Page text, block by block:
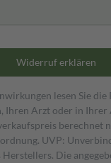
Widerruf erklären
lesen Sie die
Ihren Arzt oder in Ihrer
berechnet
UVP:
Die